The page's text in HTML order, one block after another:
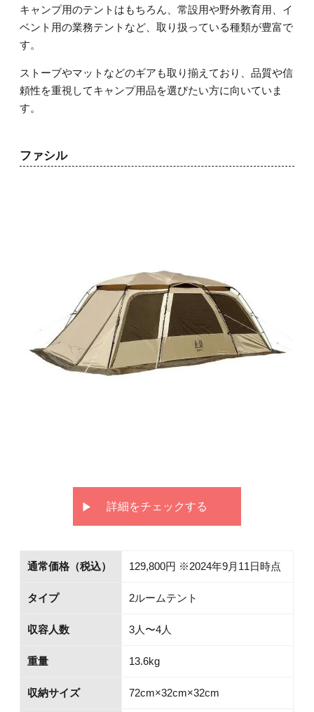
キャンプ用のテントはもちろん、常設用や野外教育用、イ
ベント用の業務テントなど、取り扱っている種類が豊富で
す。
ストーブやマットなどのギアも取り揃えており、品質や信
頼性を重視してキャンプ用品を選びたい方に向いていま
す。
ファシル
詳細をチェックする
通常価格（税込） 129,800円 ※2024年9月11日時点
タイプ 2ルームテント
収容人数 3人〜4人
重量 13.6kg
収納サイズ 72cm×32cm×32cm